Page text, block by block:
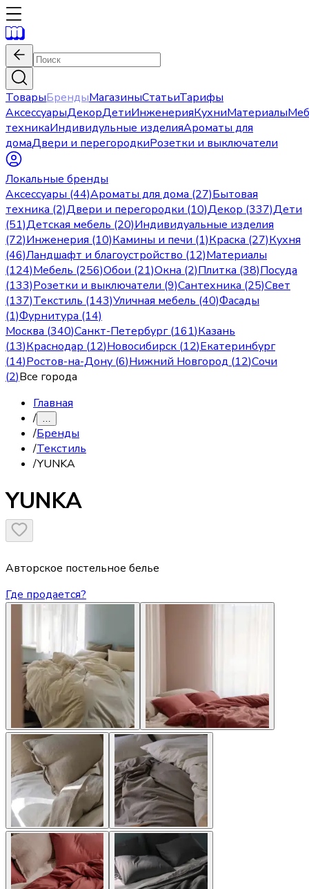
ТоварыБрендыМагазиныСтатьиТарифы
АксессуарыДекорДетиИнженерияКухниМатериалы
техникаИндивидульные изделияАроматы для
домаДвери и перегородкиРозетки и выключатели
Локальные бренды
Аксессуары (44)Ароматы для дома (27)Бытовая
техника (2)Двери и перегородки (10)Декор (337)Дети
(51)Детская мебель (20)Индивидуальные изделия
(72)Инженерия (10)Камины и печи (1)Краска (27)Кухня
(46)Ландшафт и благоустройство (12)Материалы
(124)Мебель (256)Обои (21)Окна (2)Плитка (38)Посуда
(133)Розетки и выключатели (9)Сантехника (25)Свет
(137)Текстиль (143)Уличная мебель (40)Фасады
(1)Фурнитура (14)
Москва (340)Санкт-Петербург(161)Казань
(13)Краснодар (12)Новосибирск (12)Екатеринбург
(14)Ростов-на-Дону (6)Нижний Новгород (12)Сочи
(2)Все города
Главная
/ …
/Бренды
/Текстиль
/YUNKA
YUNKA
Авторское постельное белье
Где продается?